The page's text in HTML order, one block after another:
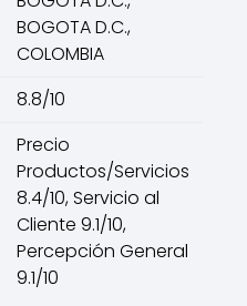
BOGOTA D.C.,
COLOMBIA
8.8/10
Precio
Productos/Servicios
8.4/10, Servicio al
Cliente 9.1/10,
Percepción General
9.1/10